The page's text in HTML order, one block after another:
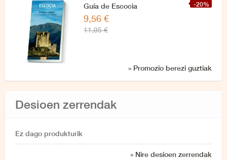
-20%
Guía de Escocia
9,56 €
11,95 €
» Promozio berezi guztiak
Desioen zerrendak
Ez dago produkturik
» Nire desioen zerrendak